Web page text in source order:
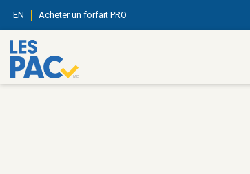
EN Acheter un forfait PRO